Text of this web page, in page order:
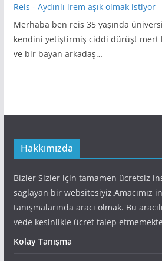
Reis - Aydınlı irem aşık olmak istiyor
Merhaba ben reis 35 yaşında
kendini yetiştirmiş ciddi dürüşt mert
ve bir bayan arkadaş…
Hakkımızda
Bizler Sizler için tamamen ücretsiz
saglayan bir websitesiyiz.Amacımız
tanışmalarında aracı olmak. Bu
vede kesinlikle ücret talep
Kolay Tanışma